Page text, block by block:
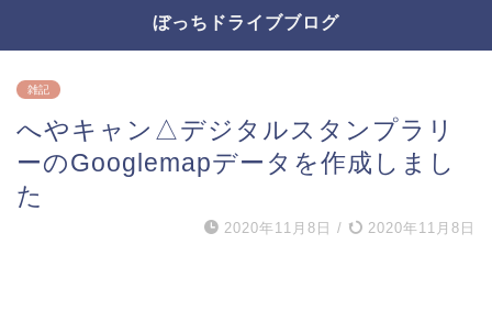
ぼっちドライブブログ
雑記
へやキャン△デジタルスタンプラリ
ーのGooglemapデータを作成しまし
た
2020年11月8日 / 2020年11月8日